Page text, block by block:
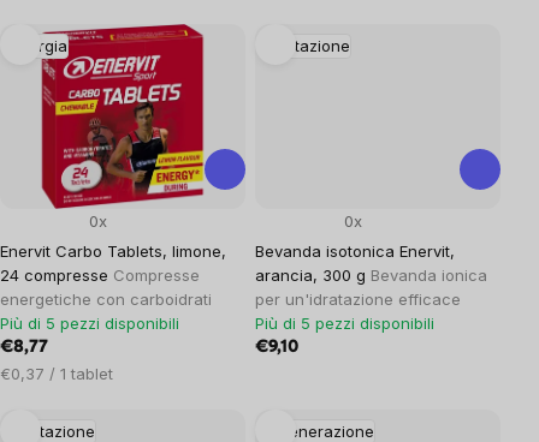
Energia
Enervit Carbo Tablets, limone,
24 compresse Compresse
energetiche con carboidrati
0x
Più di 5 pezzi disponibili
€8,77
Prezzo
€0,37 / 1 tablet
Idratazione
Bevanda isotonica Enervit,
arancia, 300 g Bevanda ionica
per un'idratazione efficace
0x
Più di 5 pezzi disponibili
€9,10
Idratazione Rigenerazione